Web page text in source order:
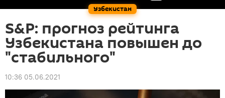
Узбекистан
S&P: прогноз рейтинга
Узбекистана повышен до
"стабильного"
10:36 05.06.2021